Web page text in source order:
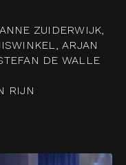
ZUIDERWIJK,
ARJAN
DE WALLE
RIJN